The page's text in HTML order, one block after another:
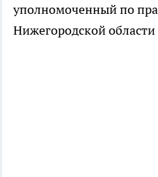
уполномоченный по
Нижегородской